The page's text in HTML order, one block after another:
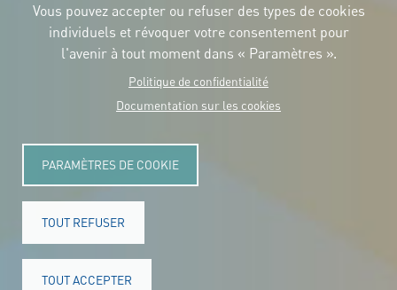
NEWSLETTER
© Copyright 2025. Tous les droits sont réservés.
Vous pouvez accepter ou refuser des types de cookies
individuels et révoquer votre consentement pour
l'avenir à tout moment dans « Paramètres ».
Politique de confidentialité
Documentation sur les cookies
PARAMÈTRES DE COOKIE
TOUT REFUSER
TOUT ACCEPTER
LegalAccessibility